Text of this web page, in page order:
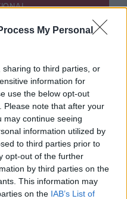
My Personal
to third parties, or
information for
use the below opt-out
Please note that after your
may continue seeing
information utilized by
to third parties prior to
opt-out of the further
by third parties on the
This information may
on the IAB’s List of
indezirabil în
situația